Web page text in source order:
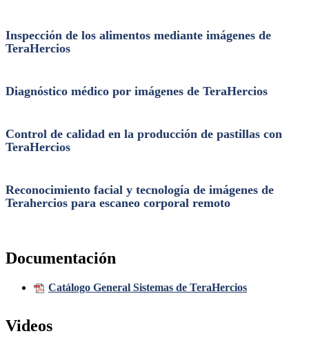
Inspección de los alimentos mediante imágenes de
TeraHercios
Diagnóstico médico por imágenes de TeraHercios
Control de calidad en la producción de pastillas con
TeraHercios
Reconocimiento facial y tecnología de imágenes de
Terahercios para escaneo corporal remoto
Documentación
Catálogo General Sistemas de TeraHercios
Videos